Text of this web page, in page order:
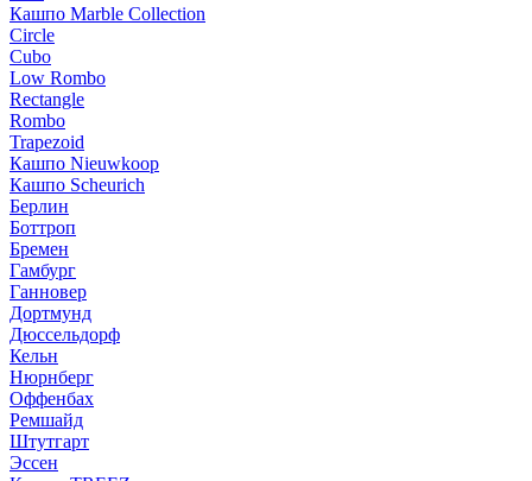
Кашпо Marble Collection
Circle
Cubo
Low Rombo
Rectangle
Rombo
Trapezoid
Кашпо Nieuwkoop
Кашпо Scheurich
Берлин
Боттроп
Бремен
Гамбург
Ганновер
Дортмунд
Дюссельдорф
Кельн
Нюрнберг
Оффенбах
Ремшайд
Штутгарт
Эссен